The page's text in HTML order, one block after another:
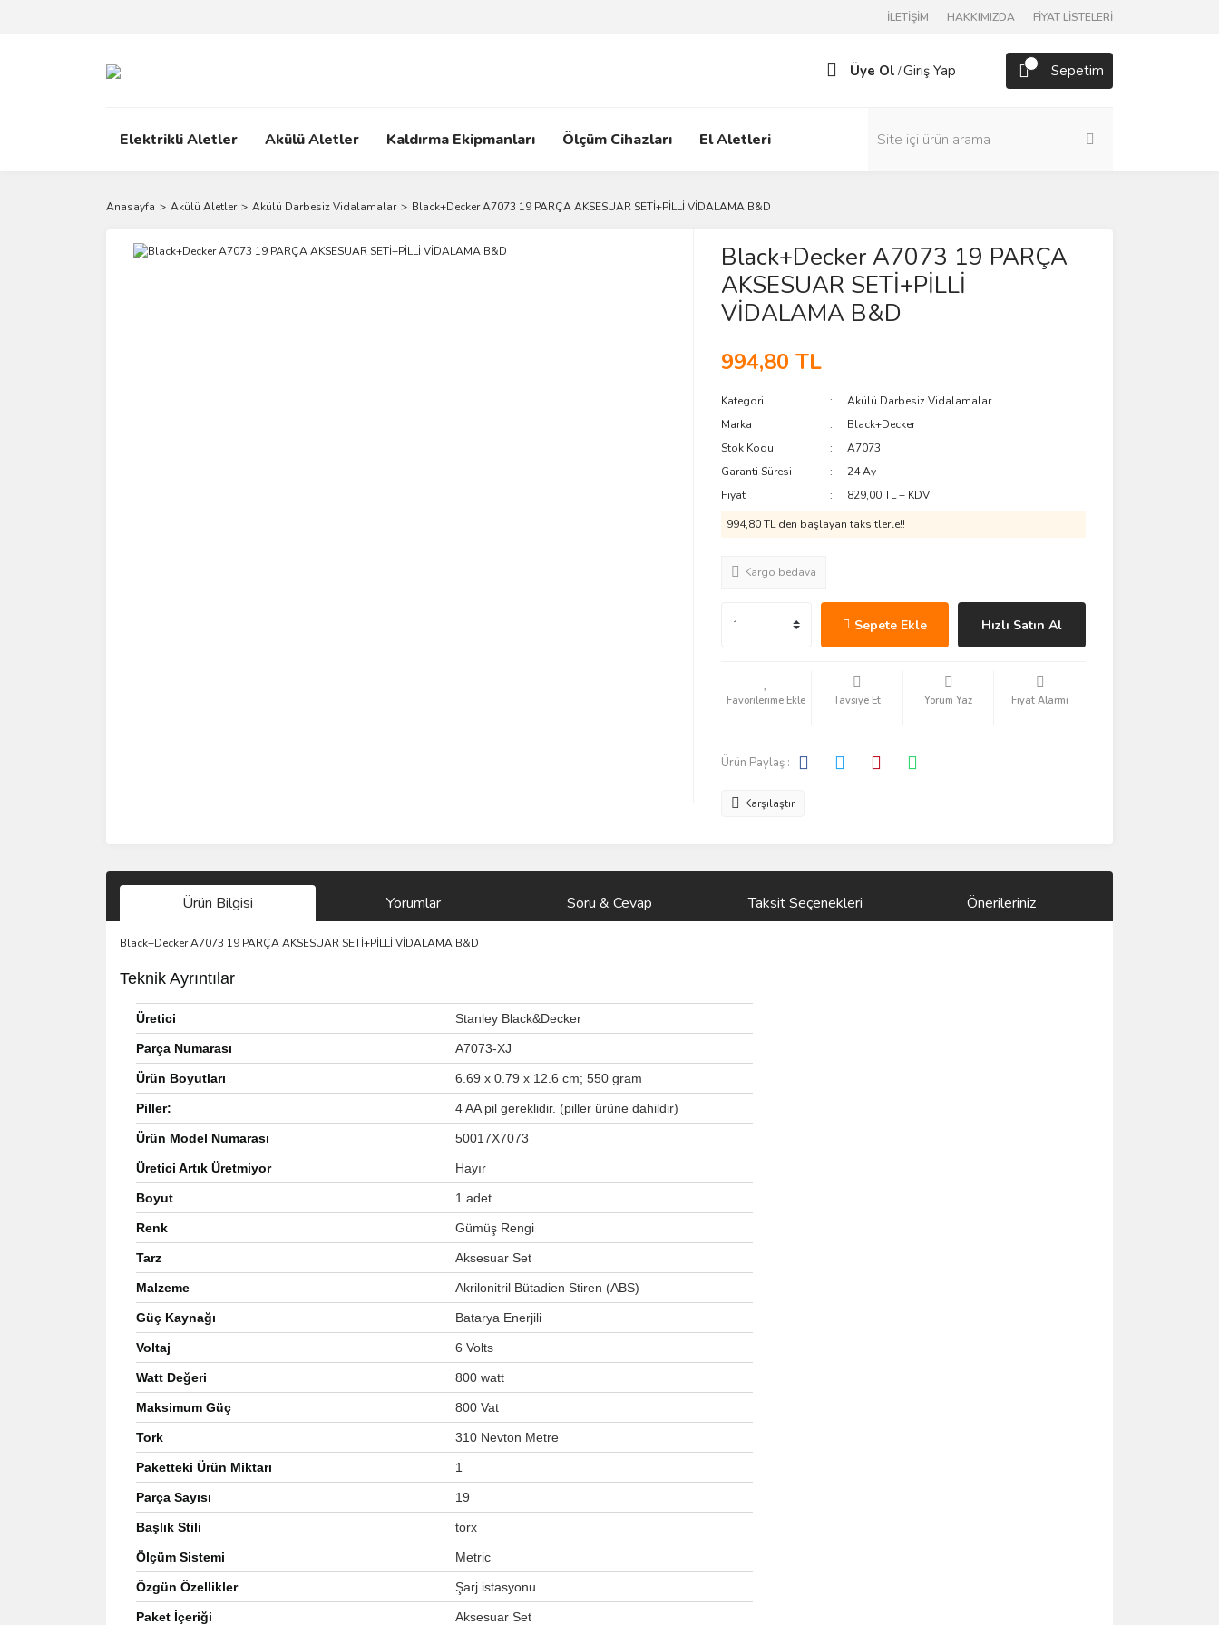
İLETİŞİM HAKKIMIZDA FİYAT LİSTELERİ
Üye Ol /Giriş Yap Sepetim
Elektrikli Aletler Akülü Aletler Kaldırma Ekipmanları Ölçüm Cihazları El Aletleri
Anasayfa Akülü Aletler Akülü Darbesiz Vidalamalar Black+Decker A7073 19 PARÇA AKSESUAR SETİ+PİLLİ VİDALAMA B&D
Black+Decker A7073 19 PARÇA
AKSESUAR SETİ+PİLLİ
VİDALAMA B&D
994,80 TL
Kategori
Akülü Darbesiz Vidalamalar
Marka
Black+Decker
Stok Kodu
A7073
Garanti Süresi
24 Ay
Fiyat
829,00 TL + KDV
994,80 TL den başlayan taksitlerle!!
Kargo bedava
Sepete Ekle Hızlı Satın Al
Tavsiye Et Yorum Yaz Fiyat Alarmı
Ürün Paylaş :
Karşılaştır
Ürün Bilgisi Yorumlar Soru & Cevap Taksit Seçenekleri Önerileriniz
Black+Decker A7073 19 PARÇA AKSESUAR SETİ+PİLLİ VİDALAMA B&D
Teknik Ayrıntılar
Üretici ‎Stanley Black&Decker
Parça Numarası ‎A7073-XJ
Ürün Boyutları ‎6.69 x 0.79 x 12.6 cm; 550 gram
Piller: ‎4 AA pil gereklidir. (piller ürüne dahildir)
Ürün Model Numarası ‎50017X7073
Üretici Artık Üretmiyor ‎Hayır
Boyut ‎1 adet
Renk ‎Gümüş Rengi
Tarz ‎Aksesuar Set
Malzeme ‎Akrilonitril Bütadien Stiren (ABS)
Güç Kaynağı ‎Batarya Enerjili
Voltaj ‎6 Volts
Watt Değeri ‎800 watt
Maksimum Güç ‎800 Vat
Tork ‎310 Nevton Metre
Paketteki Ürün Miktarı ‎1
Parça Sayısı ‎19
Başlık Stili ‎torx
Ölçüm Sistemi ‎Metric
Özgün Özellikler ‎Şarj istasyonu
Paket İçeriği ‎Aksesuar Set